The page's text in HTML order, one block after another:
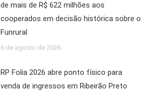
de mais de R$ 622 milhões aos
cooperados em decisão histórica sobre o
Funrural
6 de agosto de 2026
RP Folia 2026 abre ponto físico para
venda de ingressos em Ribeirão Preto